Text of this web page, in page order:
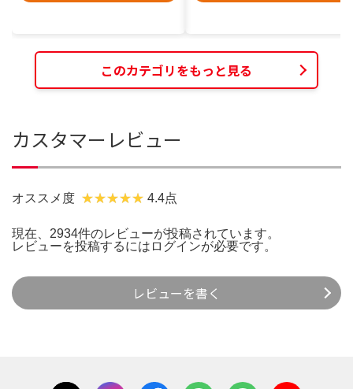
このカテゴリをもっと見る
カスタマーレビュー
オススメ度 4.4点
現在、2934件のレビューが投稿されています。
レビューを投稿するには ログインが必要です。
レビューを書く